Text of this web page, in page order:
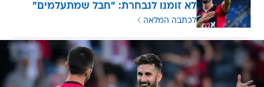
לא זומנו לנבחרת: "חבל שמתעלמים"
לכתבה המלאה